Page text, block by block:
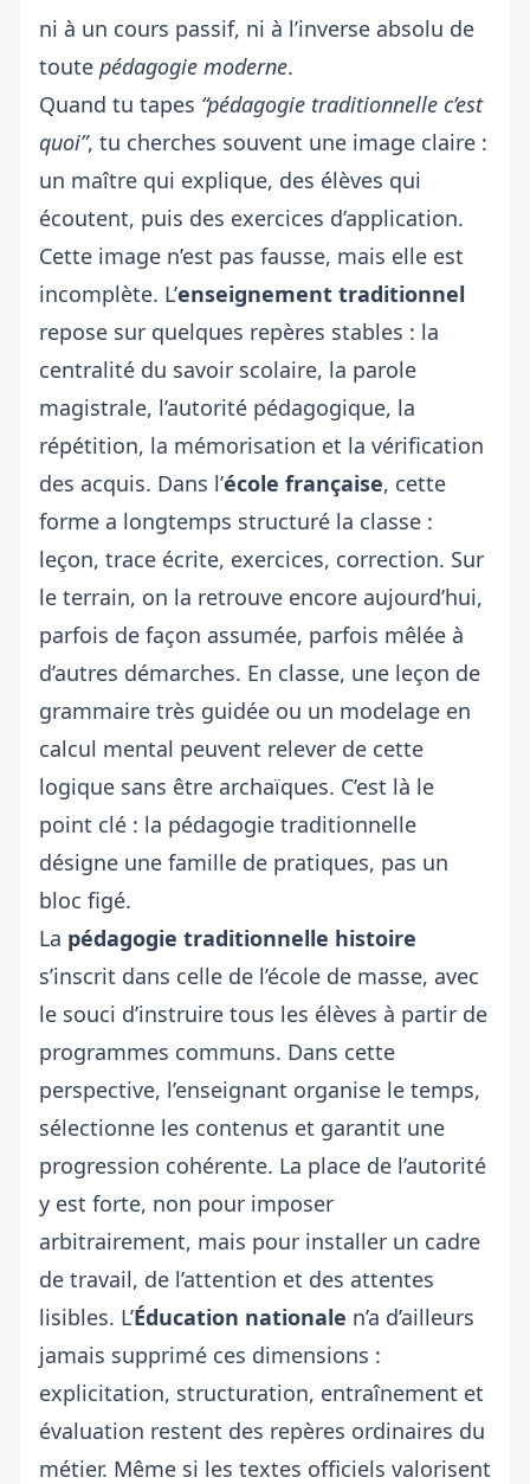
ni à un cours passif, ni à l’inverse absolu de
toute pédagogie moderne.
Quand tu tapes “pédagogie traditionnelle c’est
quoi”, tu cherches souvent une image claire :
un maître qui explique, des élèves qui
écoutent, puis des exercices d’application.
Cette image n’est pas fausse, mais elle est
incomplète. L’enseignement traditionnel
repose sur quelques repères stables : la
centralité du savoir scolaire, la parole
magistrale, l’autorité pédagogique, la
répétition, la mémorisation et la vérification
des acquis. Dans l’école française, cette
forme a longtemps structuré la classe :
leçon, trace écrite, exercices, correction. Sur
le terrain, on la retrouve encore aujourd’hui,
parfois de façon assumée, parfois mêlée à
d’autres démarches. En classe, une leçon de
grammaire très guidée ou un modelage en
calcul mental peuvent relever de cette
logique sans être archaïques. C’est là le
point clé : la pédagogie traditionnelle
désigne une famille de pratiques, pas un
bloc figé.
La pédagogie traditionnelle histoire
s’inscrit dans celle de l’école de masse, avec
le souci d’instruire tous les élèves à partir de
programmes communs. Dans cette
perspective, l’enseignant organise le temps,
sélectionne les contenus et garantit une
progression cohérente. La place de l’autorité
y est forte, non pour imposer
arbitrairement, mais pour installer un cadre
de travail, de l’attention et des attentes
lisibles. L’Éducation nationale n’a d’ailleurs
jamais supprimé ces dimensions :
explicitation, structuration, entraînement et
évaluation restent des repères ordinaires du
métier. Même si les textes officiels valorisent